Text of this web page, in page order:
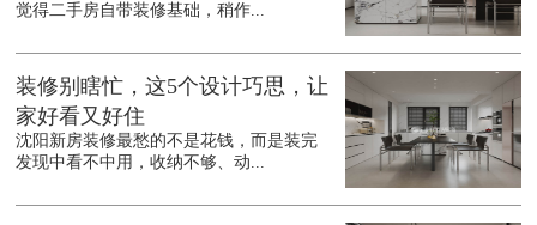
觉得二手房自带装修基础，稍作...
装修别瞎忙，这5个设计巧思，让
家好看又好住
沈阳新房装修最愁的不是花钱，而是装完
发现中看不中用，收纳不够、动...